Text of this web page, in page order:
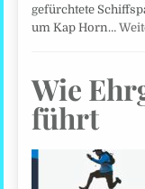
gefürchtete
um Kap Horn…
Wie
führt